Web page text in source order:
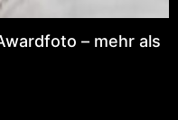
– mehr als